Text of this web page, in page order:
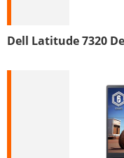
Dell Latitude 7320